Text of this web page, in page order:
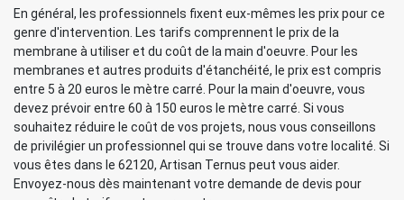
En général, les professionnels fixent eux-mêmes les prix pour ce
genre d'intervention. Les tarifs comprennent le prix de la
membrane à utiliser et du coût de la main d'oeuvre. Pour les
membranes et autres produits d'étanchéité, le prix est compris
entre 5 à 20 euros le mètre carré. Pour la main d'oeuvre, vous
devez prévoir entre 60 à 150 euros le mètre carré. Si vous
souhaitez réduire le coût de vos projets, nous vous conseillons
de privilégier un professionnel qui se trouve dans votre localité. Si
vous êtes dans le 62120, Artisan Ternus peut vous aider.
Envoyez-nous dès maintenant votre demande de devis pour